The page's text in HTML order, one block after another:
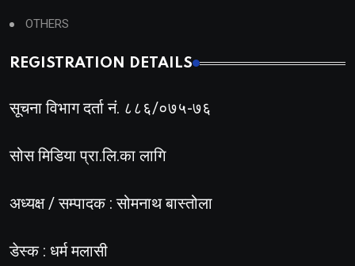
OTHERS
REGISTRATION DETAILS
सूचना विभाग दर्ता नं. ८८६/०७५-७६
सोस मिडिया प्रा.लि.का लागि
अध्यक्ष / सम्पादक : सोमनाथ बास्तोला
डेस्क : धर्म मलासी